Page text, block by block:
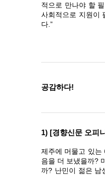
적으로 만나야 할
사회적으로 지원이
다.”
공감하다!
1) [경향신문 오피
제주에 머물고 있는
음을 더 보냈을까?
까? 난민이 젊은 남